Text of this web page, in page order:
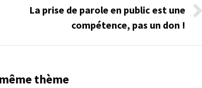
Onglet
La prise de parole en public est une
compétence, pas un don !
thème